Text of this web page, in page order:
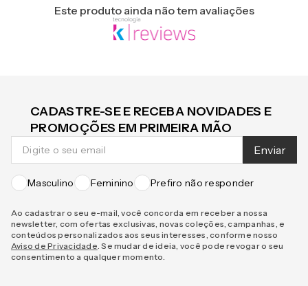
Este produto ainda não tem avaliações
CADASTRE-SE E RECEBA NOVIDADES E
PROMOÇÕES EM PRIMEIRA MÃO
Enviar
Masculino Feminino Prefiro não responder
Ao cadastrar o seu e-mail, você concorda em receber a nossa
newsletter, com ofertas exclusivas, novas coleções, campanhas, e
conteúdos personalizados aos seus interesses, conforme nosso
Aviso de Privacidade . Se mudar de ideia, você pode revogar o seu
consentimento a qualquer momento.